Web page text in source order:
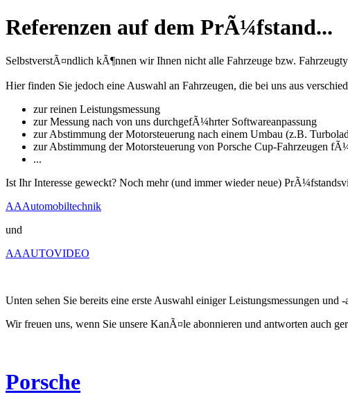
Referenzen auf dem PrÃ¼fstand...
SelbstverstÃ¤ndlich kÃ¶nnen wir Ihnen nicht alle Fahrzeuge bzw.
Hier finden Sie jedoch eine Auswahl an Fahrzeugen, die bei uns aus
zur reinen Leistungsmessung
zur Messung nach von uns durchgefÃ¼hrter Softwareanpassung
zur Abstimmung der Motorsteuerung nach einem Umbau (z.B.
zur Abstimmung der Motorsteuerung von Porsche Cup-Fahrzeugen
...
Ist Ihr Interesse geweckt? Noch mehr (und immer wieder neue)
AAAutomobiltechnik
und
AAAUTOVIDEO
Unten sehen Sie bereits eine erste Auswahl einiger Leistungsmessungen
Wir freuen uns, wenn Sie unsere KanÃ¤le abonnieren und antworten auch
Porsche